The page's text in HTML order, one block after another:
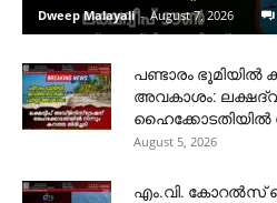
Dweep Malayali - August 7, 2026
പണ്ടാരം ഭൂമിയിൽ
അവകാശം:
ഹൈക്കോടതിയിൽ
August 5, 2026
​എം.വി. കോറൽസ്